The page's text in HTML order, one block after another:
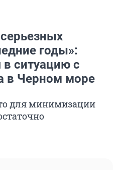
годы»:
ситуацию с
в Черном море
для минимизации